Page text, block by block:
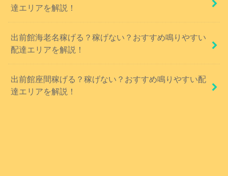
達エリアを解説！
出前館海老名稼げる？稼げない？おすすめ鳴りやすい
配達エリアを解説！
出前館座間稼げる？稼げない？おすすめ鳴りやすい配
達エリアを解説！